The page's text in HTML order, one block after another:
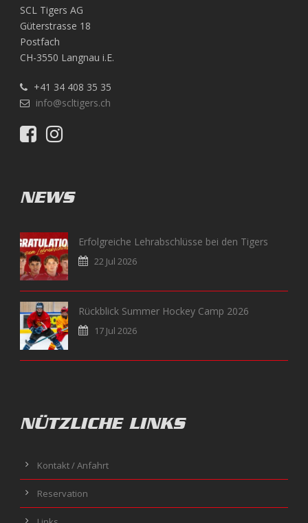
SCL Tigers AG
Güterstrasse 18
Postfach
CH-3550 Langnau i.E.
+41 34 408 35 35
info@scltigers.ch
NEWS
Erfolgreiche Lehrabschlüsse bei den Tigers
22 Jul 2026
Rückblick Summer Hockey Camp 2026
17 Jul 2026
NÜTZLICHE LINKS
Kontakt / Anfahrt
Reservation